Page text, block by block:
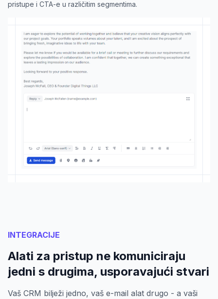
pristupe i CTA-e u različitim segmentima.
INTEGRACIJE
Alati za pristup ne komuniciraju
jedni s drugima, usporavajući stvari
Vaš CRM bilježi jedno, vaš e-mail alat drugo - a vaši